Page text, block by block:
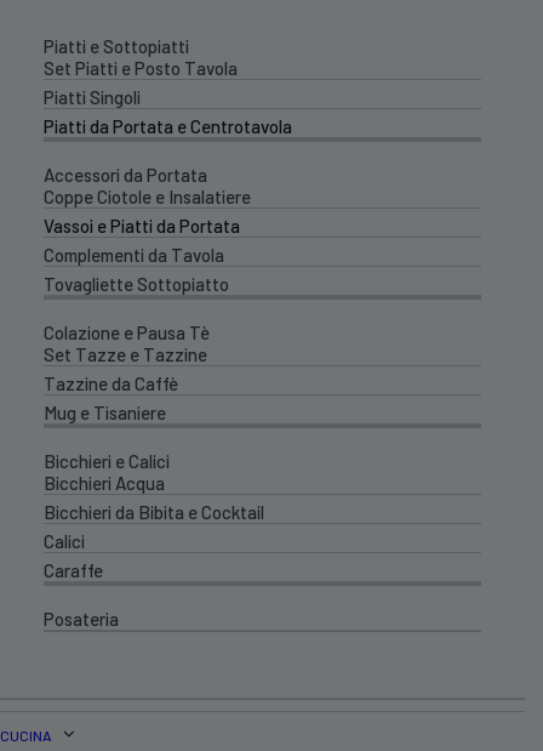
Piatti e Sottopiatti
Set Piatti e Posto Tavola
Piatti Singoli
Piatti da Portata e Centrotavola
Accessori da Portata
Coppe Ciotole e Insalatiere
Vassoi e Piatti da Portata
Complementi da Tavola
Tovagliette Sottopiatto
Colazione e Pausa Tè
Set Tazze e Tazzine
Tazzine da Caffè
Mug e Tisaniere
Bicchieri e Calici
Bicchieri Acqua
Bicchieri da Bibita e Cocktail
Calici
Caraffe
Posateria
CUCINA